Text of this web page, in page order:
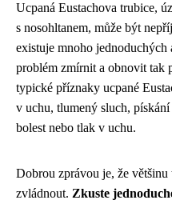
Ucpaná Eustachova trubice,
s nosohltanem, může být
existuje mnoho
problém zmírnit a obnovit tak
typické příznaky ucpané
v uchu, tlumený sluch,
bolest nebo tlak v uchu.
Dobrou zprávou je, že
zvládnout. Zkuste